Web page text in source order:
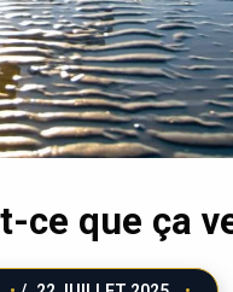
ce que ça